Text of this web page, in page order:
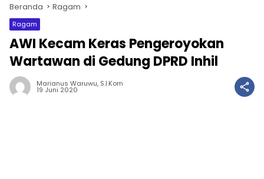
Beranda Ragam
Ragam
AWI Kecam Keras Pengeroyokan
Wartawan di Gedung DPRD Inhil
Marianus Waruwu, S.I.Kom
19 Juni 2020